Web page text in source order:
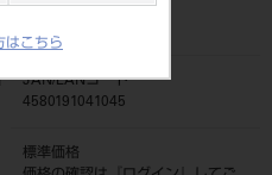
はこちら
品目コード
JAN/EANコード
4580191041045
標準価格